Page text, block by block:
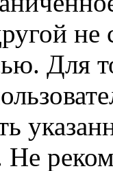
не
Для